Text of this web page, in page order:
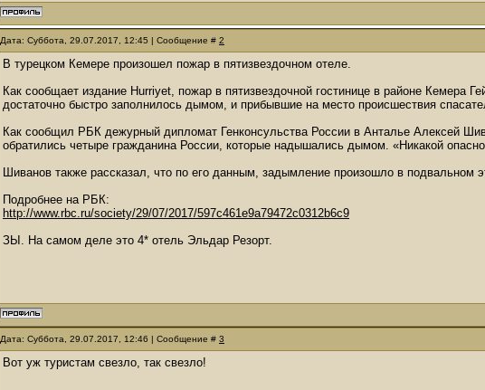
Дата: Суббота, 29.07.2017, 12:45 | Сообщение # 2
В турецком Кемере произошел пожар в пятизвездочном отеле.
Как сообщает издание Hurriyet, пожар в пятизвездочной гостинице в районе Кемера
достаточно быстро заполнилось дымом, и прибывшие на место происшествия
Как сообщил РБК дежурный дипломат Генконсульства России в Анталье Алексей
обратились четыре гражданина России, которые надышались дымом. «Никакой
Шиванов также рассказал, что по его данным, задымление произошло в подвальном
Подробнее на РБК:
http://www.rbc.ru/society/29/07/2017/597c461e9a79472c0312b6c9
ЗЫ. На самом деле это 4* отель Эльдар Резорт.
Дата: Суббота, 29.07.2017, 12:46 | Сообщение # 3
Вот уж туристам свезло, так свезло!